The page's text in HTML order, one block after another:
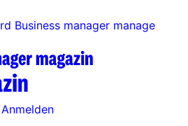
Business manager manage
Anmelden